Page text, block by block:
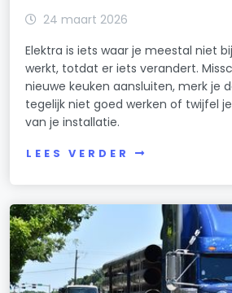
24 maart 2026
Elektra is iets waar je meestal niet
werkt, totdat er iets verandert.
nieuwe keuken aansluiten, merk je
tegelijk niet goed werken of twijfel
van je installatie.
LEES VERDER